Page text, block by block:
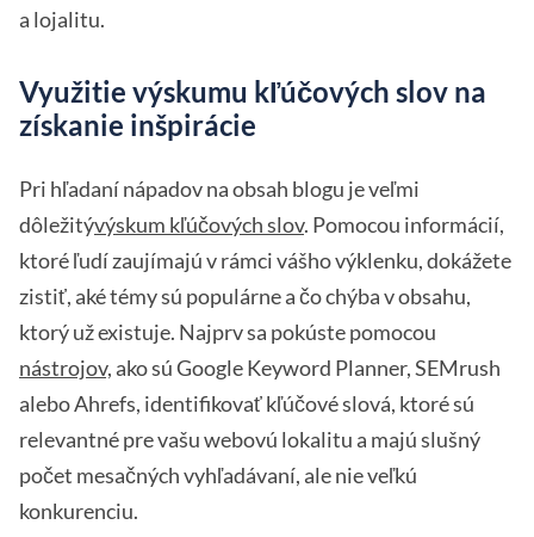
a lojalitu.
Využitie výskumu kľúčových slov na
získanie inšpirácie
Pri hľadaní nápadov na obsah blogu je veľmi
dôležitývýskum kľúčových slov. Pomocou informácií,
ktoré ľudí zaujímajú v rámci vášho výklenku, dokážete
zistiť, aké témy sú populárne a čo chýba v obsahu,
ktorý už existuje. Najprv sa pokúste pomocou
nástrojov, ako sú Google Keyword Planner, SEMrush
alebo Ahrefs, identifikovať kľúčové slová, ktoré sú
relevantné pre vašu webovú lokalitu a majú slušný
počet mesačných vyhľadávaní, ale nie veľkú
konkurenciu.